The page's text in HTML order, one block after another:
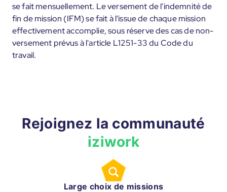
se fait mensuellement. Le versement de l'indemnité de
fin de mission (IFM) se fait à l'issue de chaque mission
effectivement accomplie, sous réserve des cas de non-
versement prévus à l'article L1251-33 du Code du
travail.
Rejoignez la communauté
iziwork
Large choix de missions